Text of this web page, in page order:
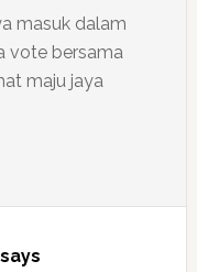
masuk dalam
vote bersama
maju jaya
says